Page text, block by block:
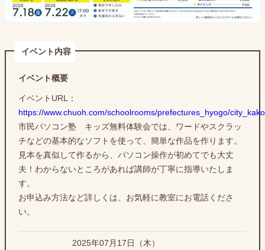
イベント内容
イベント概要
イベントURL：
https://www.chuoh.com/schoolrooms/prefectures_hyogo/
市民パソコン塾 キッズ無料体験会では、ワードやスクラッ
チなどの基本的なソフトを使って、簡単な作品を作ります。
見本を真似して作るから、パソコン操作が初めてでも大丈
夫！わからないところがあれば講師が丁寧に指導いたしま
す。
お申込み方法など詳しくは、お気軽に教室にお電話くださ
い。
2025年07月17日（木）